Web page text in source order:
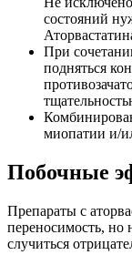
состояний
При
подняться
миопатии и/
Побочные
Препараты с
переносимость, но
случиться